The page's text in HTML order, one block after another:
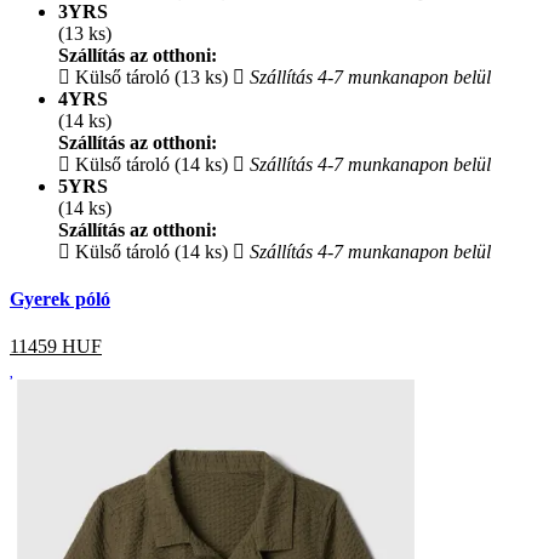
3YRS
(13 ks)
Szállítás az otthoni:
Külső tároló (13 ks)
Szállítás 4-7 munkanapon belül
4YRS
(14 ks)
Szállítás az otthoni:
Külső tároló (14 ks)
Szállítás 4-7 munkanapon belül
5YRS
(14 ks)
Szállítás az otthoni:
Külső tároló (14 ks)
Szállítás 4-7 munkanapon belül
Gyerek póló
11459 HUF